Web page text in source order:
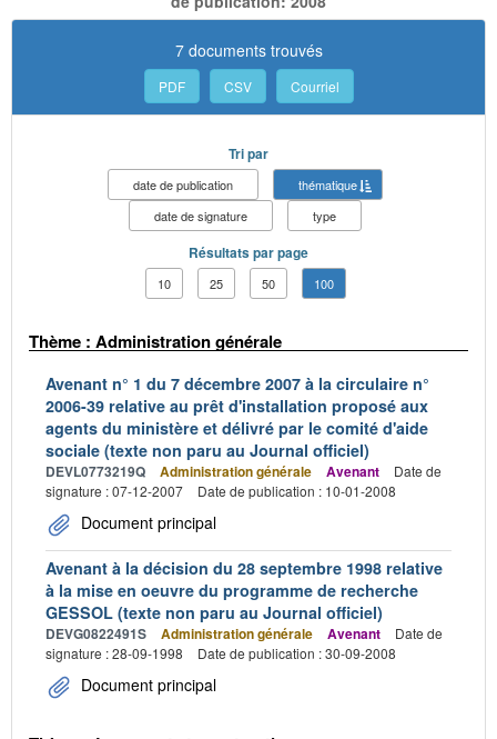
7 documents trouvés
PDF CSV Courriel
Tri par
date de publication
thématique
date de signature
type
Résultats par page
10 25 50 100
Thème : Administration générale
Avenant n° 1 du 7 décembre 2007 à la circulaire n°
2006-39 relative au prêt d'installation proposé aux
agents du ministère et délivré par le comité d'aide
sociale (texte non paru au Journal officiel)
DEVL0773219Q Administration générale Avenant
Date de
signature : 07-12-2007
Date de publication : 10-01-2008
Document principal
Avenant à la décision du 28 septembre 1998 relative
à la mise en oeuvre du programme de recherche
GESSOL (texte non paru au Journal officiel)
DEVG0822491S Administration générale Avenant
Date de
signature : 28-09-1998
Date de publication : 30-09-2008
Document principal